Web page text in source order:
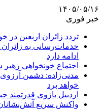
۱۴۰۵/۰۵/۱۶
خبر فوری
تردد زائران اربعین در خوزستان
خدمات‌رسانی به زائران
ادامه دارد
اجتماع خونخواهی رهبر
مدنی‌زاده: دشمن آرزوی
خواهد برد
اردبیل بازوی قدرتمند
واکنش سریع